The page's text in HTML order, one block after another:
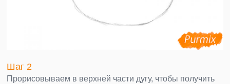
Шаг 2
Прорисовываем в верхней части дугу, чтобы получить